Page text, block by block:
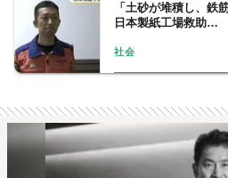
「土砂が堆積し、
日本製紙工場救助…
社会